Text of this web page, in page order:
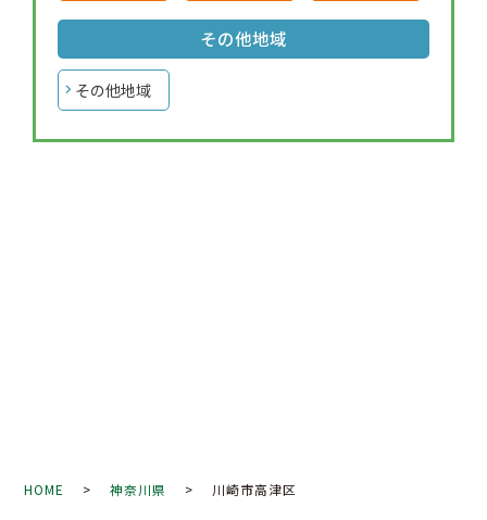
その他地域
その他地域
HOME >神奈川県 > 川崎市高津区